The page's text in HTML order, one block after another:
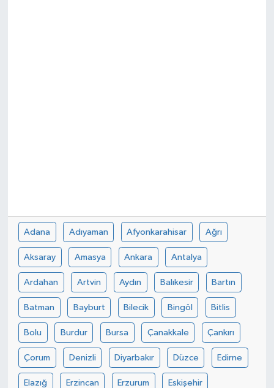
Adana Adıyaman Afyonkarahisar Ağrı
Aksaray Amasya Ankara Antalya
Ardahan Artvin Aydın Balıkesir Bartın
Batman Bayburt Bilecik Bingöl Bitlis
Bolu Burdur Bursa Çanakkale Çankırı
Çorum Denizli Diyarbakır Düzce Edirne
Elazığ Erzincan Erzurum Eskişehir
Spor
Teknoloji
Yaşam